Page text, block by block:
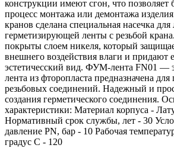
конструкции имеют сгон, что позволяет
процесс монтажа или демонтажа
кранов сделана специальная насечка
герметизирующей ленты с резьбой
покрыты слоем никеля, который
внешнего воздействия влаги и придают
эстетичесский вид. ФУМ-лента FN01 —
лента из фторопласта предназначена для
резьбовых соединений. Надежный и
создания герметического соединения.
характеристики: Материал корпуса -
Нормативный срок службы, лет - 30
давление PN, бар - 10 Рабочая
градус С - 120